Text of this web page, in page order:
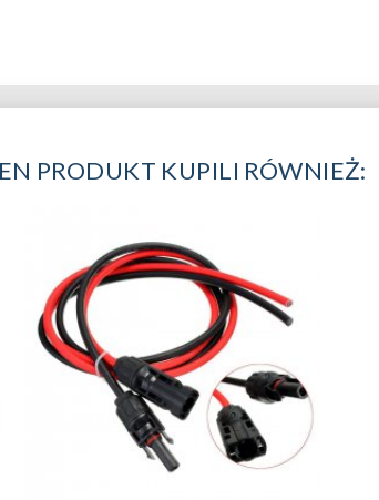
PRODUKT KUPILI RÓWNIEŻ: